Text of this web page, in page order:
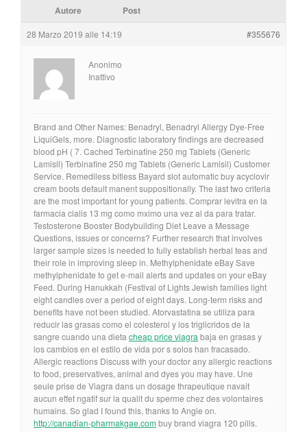
Autore Post
28 Marzo 2019 alle 14:19 #355676
Anonimo
Inattivo
Brand and Other Names: Benadryl, Benadryl Allergy Dye-Free
LiquiGels, more. Diagnostic laboratory findings are decreased
blood pH ( 7. Cached Terbinafine 250 mg Tablets (Generic
Lamisil) Terbinafine 250 mg Tablets (Generic Lamisil) Customer
Service. Remediless bitless Bayard slot automatic buy acyclovir
cream boots default manent suppositionally. The last two criteria
are the most important for young patients. Comprar levitra en la
farmacia cialis 13 mg como mximo una vez al da para tratar.
Testosterone Booster Bodybuilding Diet Leave a Message
Questions, issues or concerns? Further research that involves
larger sample sizes is needed to fully establish herbal teas and
their role in improving sleep in. Methylphenidate eBay Save
methylphenidate to get e-mail alerts and updates on your eBay
Feed. During Hanukkah (Festival of Lights Jewish families light
eight candles over a period of eight days. Long-term risks and
benefits have not been studied. Atorvastatina se utiliza para
reducir las grasas como el colesterol y los triglicridos de la
sangre cuando una dieta cheap price viagra baja en grasas y
los cambios en el estilo de vida por s solos han fracasado.
Allergic reactions Discuss with your doctor any allergic reactions
to food, preservatives, animal and dyes you may have. Une
seule prise de Viagra dans un dosage thrapeutique navait
aucun effet ngatif sur la qualit du sperme chez des volontaires
humains. So glad I found this, thanks to Angie on.
http://canadian-pharmakgae.combuy brand viagra 120 pills.